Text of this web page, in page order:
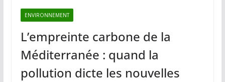
ENVIRONNEMENT
L’empreinte carbone de la
Méditerranée : quand la
pollution dicte les nouvelles